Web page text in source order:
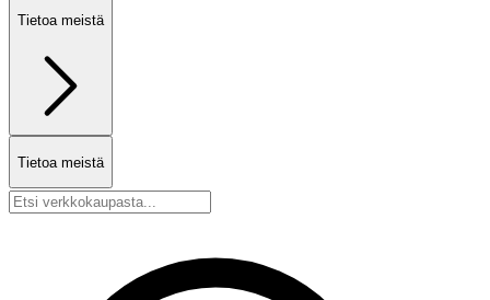
Tietoa meistä
Tietoa meistä